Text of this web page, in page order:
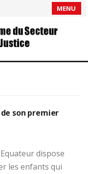
MENU
son premier
dispose
les enfants qui